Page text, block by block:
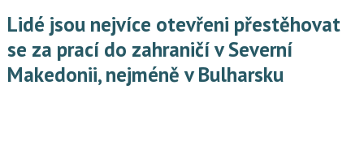
Lidé jsou nejvíce otevřeni přestěhovat
se za prací do zahraničí v Severní
Makedonii, nejméně v Bulharsku